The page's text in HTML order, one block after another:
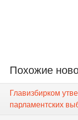
Похожие
Главизбирком
парламентских